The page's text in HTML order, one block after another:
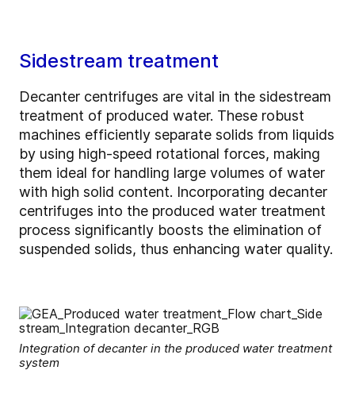
Sidestream treatment
Decanter centrifuges are vital in the sidestream
treatment of produced water. These robust
machines efficiently separate solids from liquids
by using high-speed rotational forces, making
them ideal for handling large volumes of water
with high solid content. Incorporating decanter
centrifuges into the produced water treatment
process significantly boosts the elimination of
suspended solids, thus enhancing water quality.
Integration of decanter in the produced water treatment
system